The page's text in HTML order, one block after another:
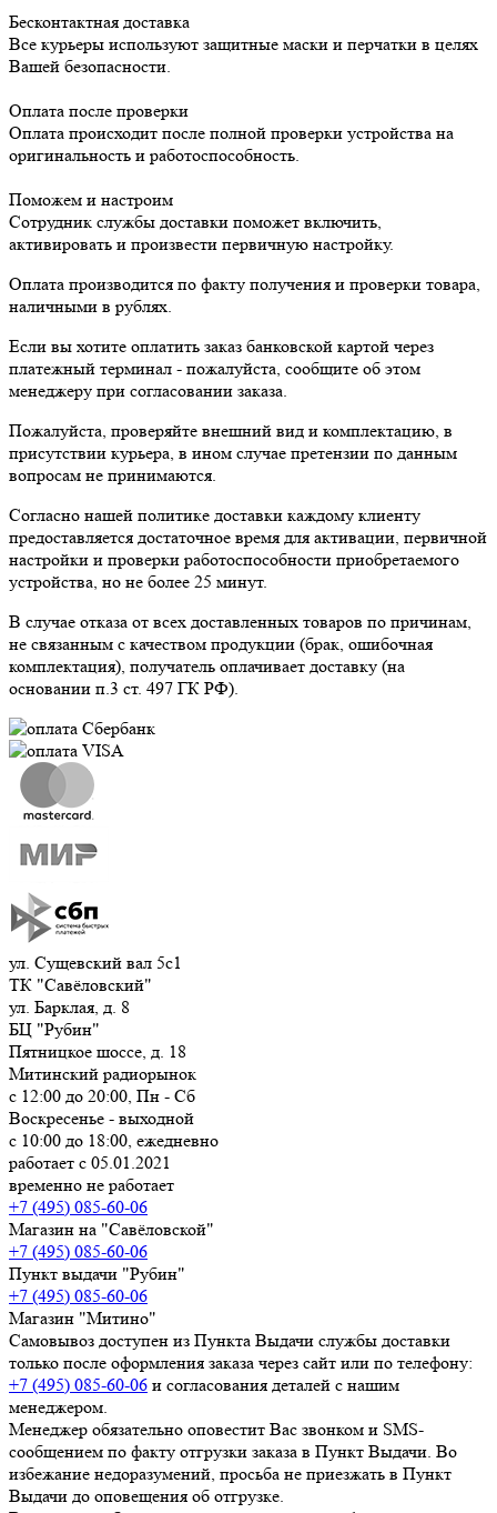
Бесконтактная доставка
Все курьеры используют защитные маски и перчатки в целях
Вашей безопасности.
Оплата после проверки
Оплата происходит после полной проверки устройства на
оригинальность и работоспособность.
Поможем и настроим
Сотрудник службы доставки поможет включить,
активировать и произвести первичную настройку.
Оплата производится по факту получения и проверки товара,
наличными в рублях.
Если вы хотите оплатить заказ банковской картой через
платежный терминал - пожалуйста, сообщите об этом
менеджеру при согласовании заказа.
Пожалуйста, проверяйте внешний вид и комплектацию, в
присутствии курьера, в ином случае претензии по данным
вопросам не принимаются.
Согласно нашей политике доставки каждому клиенту
предоставляется достаточное время для активации, первичной
настройки и проверки работоспособности приобретаемого
устройства, но не более 25 минут.
В случае отказа от всех доставленных товаров по причинам,
не связанным с качеством продукции (брак, ошибочная
комплектация), получатель оплачивает доставку (на
основании п.3 ст. 497 ГК РФ).
ул. Сущевский вал 5с1
ТК "Савёловский"
ул. Барклая, д. 8
БЦ "Рубин"
Пятницкое шоссе, д. 18
Митинский радиорынок
с 12:00 до 20:00, Пн - Сб
Воскресенье - выходной
с 10:00 до 18:00, ежедневно
работает с 05.01.2021
временно не работает
+7 (495) 085-60-06
Магазин на "Савёловской"
+7 (495) 085-60-06
Пункт выдачи "Рубин"
+7 (495) 085-60-06
Магазин "Митино"
Самовывоз доступен из Пункта Выдачи службы доставки
только после оформления заказа через сайт или по телефону:
+7 (495) 085-60-06 и согласования деталей с нашим
менеджером.
Менеджер обязательно оповестит Вас звонком и SMS-
сообщением по факту отгрузки заказа в Пункт Выдачи. Во
избежание недоразумений, просьба не приезжать в Пункт
Выдачи до оповещения об отгрузке